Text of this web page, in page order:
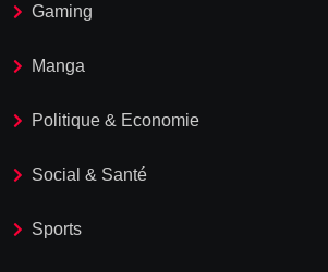
Gaming
Manga
Politique & Economie
Social & Santé
Sports